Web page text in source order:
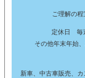
ご理解の程
定休日 毎
その他年末年始
新車、中古車販売、